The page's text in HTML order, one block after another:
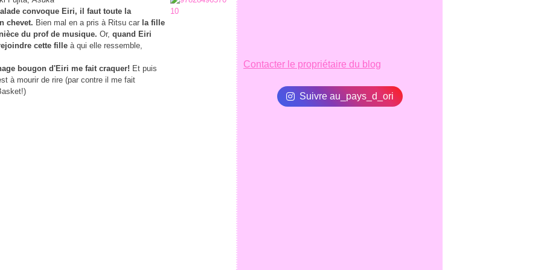
convoque Eiri, il faut toute la
chevet. Bien mal en a pris à Ritsu car la fille
du prof de musique. Or, quand Eiri
cette fille à qui elle ressemble,
bougon d'Eiri me fait craquer! Et puis
à mourir de rire (par contre il me fait
Contacter le propriétaire du blog
Suivre au_pays_d_ori